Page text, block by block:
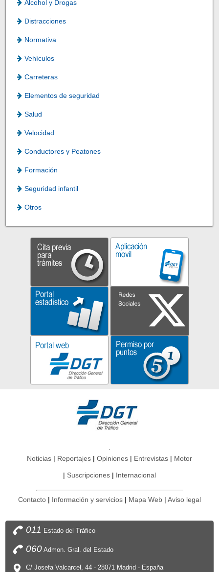
Alcohol y Drogas
Distracciones
Normativa
Vehículos
Carreteras
Elementos de seguridad
Salud
Velocidad
Conductores y Peatones
Formación
Seguridad infantil
Otros
Noticias Reportajes Opiniones Entrevistas Motor
Suscripciones Internacional
Contacto Información y servicios Mapa Web Aviso legal
011 Estado del Tráfico
060Admon. Gral. del Estado
C/ Josefa Valcarcel, 44 - 28071 Madrid - España